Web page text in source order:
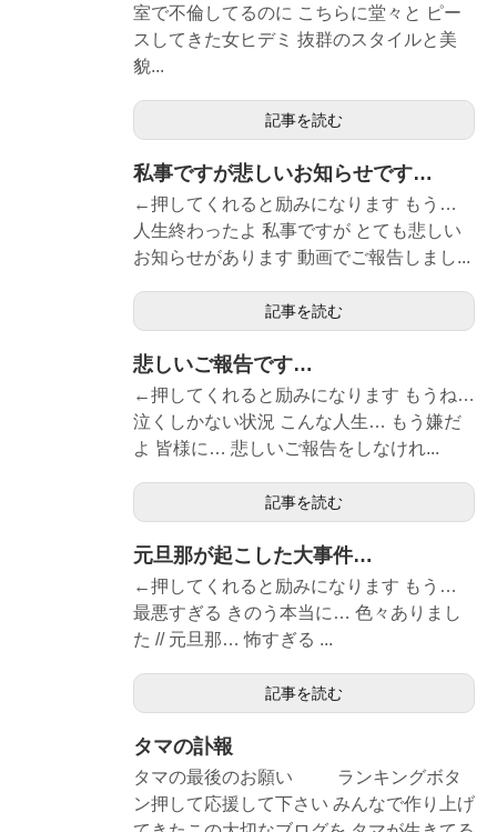
室で不倫してるのに こちらに堂々と ピー
スしてきた女ヒデミ 抜群のスタイルと美
貌...
記事を読む
私事ですが悲しいお知らせです…
←押してくれると励みになります もう…
人生終わったよ 私事ですが とても悲しい
お知らせがあります 動画でご報告しまし...
記事を読む
悲しいご報告です…
←押してくれると励みになります もうね…
泣くしかない状況 こんな人生… もう嫌だ
よ 皆様に… 悲しいご報告をしなけれ...
記事を読む
元旦那が起こした大事件…
←押してくれると励みになります もう…
最悪すぎる きのう本当に… 色々ありまし
た // 元旦那… 怖すぎる ...
記事を読む
タマの訃報
タマの最後のお願い ランキングボタ
ン押して応援して下さい みんなで作り上げ